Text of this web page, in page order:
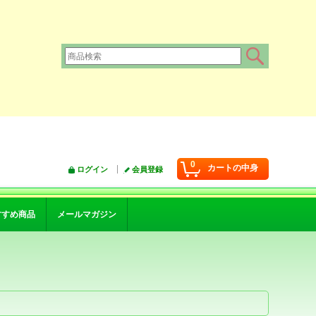
0 カートの中身
ログイン 会員登録
すめ商品 メールマガジン